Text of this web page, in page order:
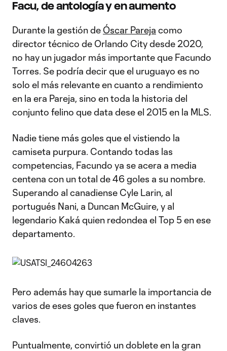
Facu, de antología y en aumento
Durante la gestión de Óscar Pareja como
director técnico de Orlando City desde 2020,
no hay un jugador más importante que Facundo
Torres. Se podría decir que el uruguayo es no
solo el más relevante en cuanto a rendimiento
en la era Pareja, sino en toda la historia del
conjunto felino que data dese el 2015 en la MLS.
Nadie tiene más goles que el vistiendo la
camiseta purpura. Contando todas las
competencias, Facundo ya se acera a media
centena con un total de 46 goles a su nombre.
Superando al canadiense Cyle Larin, al
portugués Nani, a Duncan McGuire, y al
legendario Kaká quien redondea el Top 5 en ese
departamento.
Pero además hay que sumarle la importancia de
varios de eses goles que fueron en instantes
claves.
Puntualmente, convirtió un doblete en la gran